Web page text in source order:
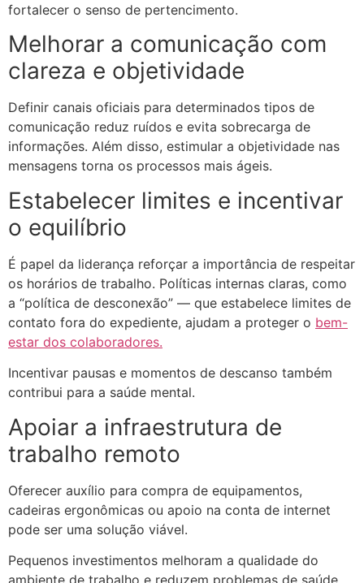
fortalecer o senso de pertencimento.
Melhorar a comunicação com
clareza e objetividade
Definir canais oficiais para determinados tipos de
comunicação reduz ruídos e evita sobrecarga de
informações. Além disso, estimular a objetividade nas
mensagens torna os processos mais ágeis.
Estabelecer limites e incentivar
o equilíbrio
É papel da liderança reforçar a importância de respeitar
os horários de trabalho. Políticas internas claras, como
a “política de desconexão” — que estabelece limites de
contato fora do expediente, ajudam a proteger o bem-
estar dos colaboradores.
Incentivar pausas e momentos de descanso também
contribui para a saúde mental.
Apoiar a infraestrutura de
trabalho remoto
Oferecer auxílio para compra de equipamentos,
cadeiras ergonômicas ou apoio na conta de internet
pode ser uma solução viável.
Pequenos investimentos melhoram a qualidade do
ambiente de trabalho e reduzem problemas de saúde